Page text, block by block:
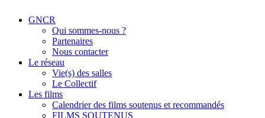
GNCR
Qui sommes-nous ?
Partenaires
Nous contacter
Le réseau
Vie(s) des salles
Le Collectif
Les films
Calendrier des films soutenus et recommandés
FILMS SOUTENUS